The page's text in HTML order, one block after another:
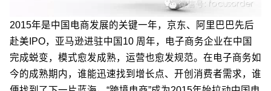
2015年是中国电商发展的关键一年，京东、阿里巴巴先后
赴美IPO，亚马逊进驻中国10 周年，电子商务企业在中国
完成蜕变，模式愈发成熟，运营也愈发规范。在电子商务如
今的成熟期内，谁能迅速找到增长点、开创消费者需求，谁